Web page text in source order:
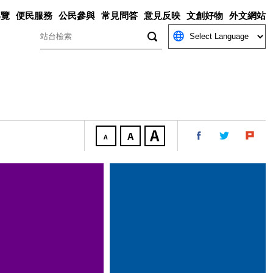
便民服務 公民參與 常見問答 意見反映 文創好物 外文網站